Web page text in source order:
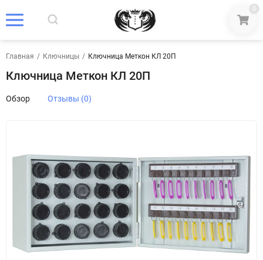
0
Главная / Ключницы / Ключница Меткон КЛ 20П
Ключница Меткон КЛ 20П
Обзор Отзывы (0)